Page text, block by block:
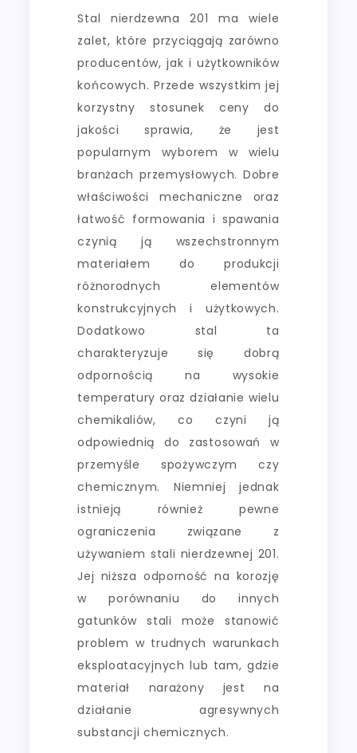
Stal nierdzewna 201 ma wiele
zalet, które przyciągają zarówno
producentów, jak i użytkowników
końcowych. Przede wszystkim jej
korzystny stosunek ceny do
jakości sprawia, że jest
popularnym wyborem w wielu
branżach przemysłowych. Dobre
właściwości mechaniczne oraz
łatwość formowania i spawania
czynią ją wszechstronnym
materiałem do produkcji
różnorodnych elementów
konstrukcyjnych i użytkowych.
Dodatkowo stal ta
charakteryzuje się dobrą
odpornością na wysokie
temperatury oraz działanie wielu
chemikaliów, co czyni ją
odpowiednią do zastosowań w
przemyśle spożywczym czy
chemicznym. Niemniej jednak
istnieją również pewne
ograniczenia związane z
używaniem stali nierdzewnej 201.
Jej niższa odporność na korozję
w porównaniu do innych
gatunków stali może stanowić
problem w trudnych warunkach
eksploatacyjnych lub tam, gdzie
materiał narażony jest na
działanie agresywnych
substancji chemicznych.